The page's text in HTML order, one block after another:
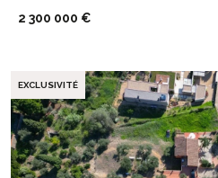
2 300 000 €
EXCLUSIVITÉ